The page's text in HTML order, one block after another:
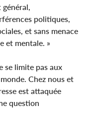
politiques,
et sans menace
et mentale. »
se limite pas aux
Chez nous et
est attaquée
question